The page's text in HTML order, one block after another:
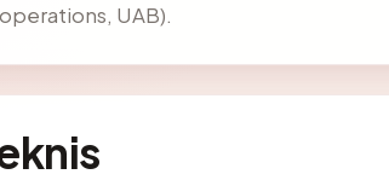
UAB).